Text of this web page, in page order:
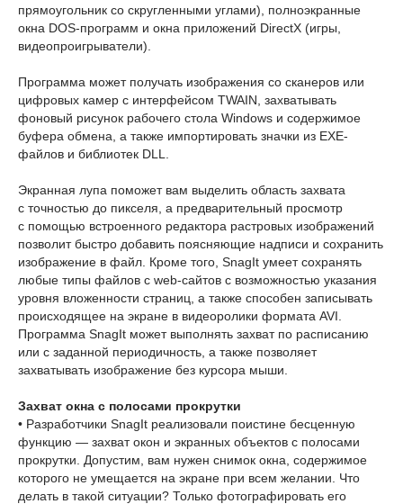
прямоугольник со скругленными углами), полноэкранные
окна DOS-программ и окна приложений DirectX (игры,
видеопроигрыватели).
Программа может получать изображения со сканеров или
цифровых камер с интерфейсом TWAIN, захватывать
фоновый рисунок рабочего стола Windows и содержимое
буфера обмена, а также импортировать значки из EXE-
файлов и библиотек DLL.
Экранная лупа поможет вам выделить область захвата
с точностью до пикселя, а предварительный просмотр
с помощью встроенного редактора растровых изображений
позволит быстро добавить поясняющие надписи и сохранить
изображение в файл. Кроме того, SnagIt умеет сохранять
любые типы файлов с web-сайтов с возможностью указания
уровня вложенности страниц, а также способен записывать
происходящее на экране в видеоролики формата AVI.
Программа SnagIt может выполнять захват по расписанию
или с заданной периодичность, а также позволяет
захватывать изображение без курсора мыши.
Захват окна с полосами прокрутки
• Разработчики SnagIt реализовали поистине бесценную
функцию — захват окон и экранных объектов с полосами
прокрутки. Допустим, вам нужен снимок окна, содержимое
которого не умещается на экране при всем желании. Что
делать в такой ситуации? Только фотографировать его